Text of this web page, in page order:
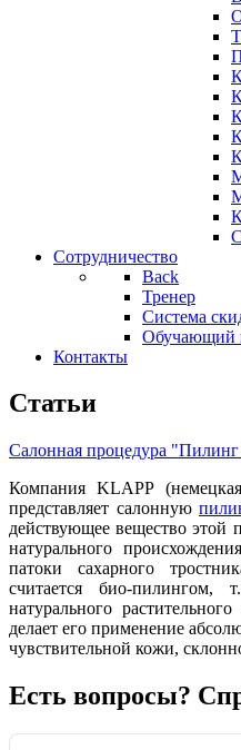
Сотрудничество
Back
Тренер
Система
Обучающий
Контакты
Статьи
Салонная процедура
Компания KLAPP
представляет салонную
действующее вещество этой
натурального
патоки сахарного
считается био-
натурального
делает его применение
чувствительной кожи,
Есть вопросы?